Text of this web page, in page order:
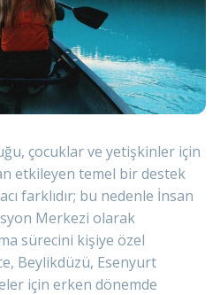
çocuklar ve yetişkinler için
etkileyen temel bir destek
farklıdır; bu nedenle İnsan
Merkezi olarak
sürecini kişiye özel
Beylikdüzü, Esenyurt
için erken dönemde